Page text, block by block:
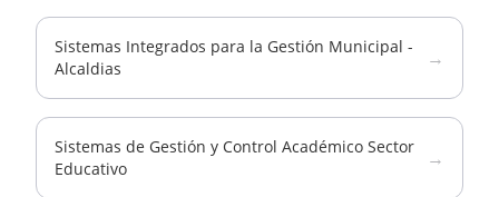
Sistemas Integrados para la Gestión Municipal -
Alcaldias
→
Sistemas de Gestión y Control Académico Sector
Educativo
→